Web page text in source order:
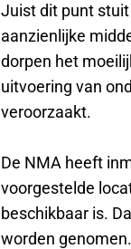
Juist dit punt
aanzienlijke
dorpen het
uitvoering van
veroorzaakt.
De NMA heeft
voorgestelde
beschikbaar is.
worden genomen.